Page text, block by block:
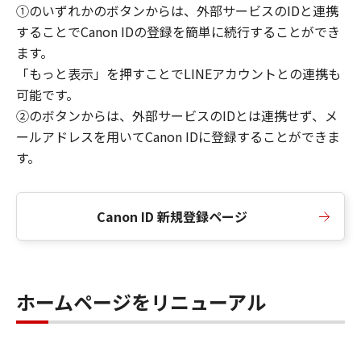
①のいずれかのボタンからは、外部サービスのIDと連携
することでCanon IDの登録を簡単に続行することができ
ます。
「もっと表示」を押すことでLINEアカウントとの連携も
可能です。
②のボタンからは、外部サービスのIDとは連携せず、メ
ールアドレスを用いてCanon IDに登録することができま
す。
Canon ID 新規登録ページ
ホームページをリニューアル